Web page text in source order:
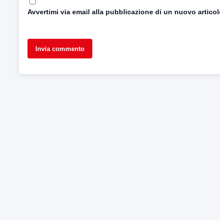
Avvertimi via email alla pubblicazione di un nuovo